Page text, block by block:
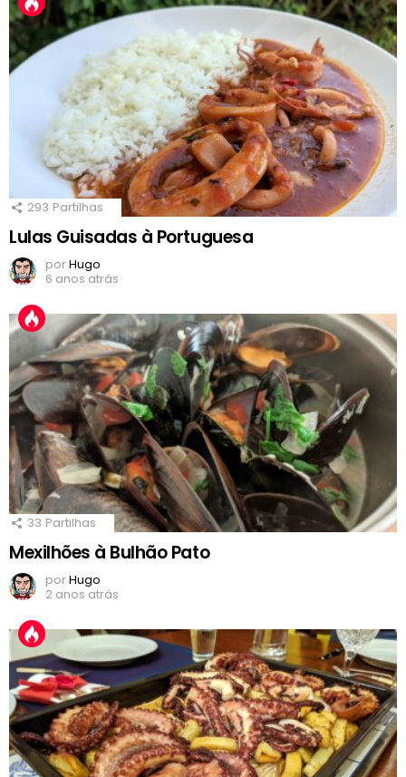
293 Partilhas
Lulas Guisadas à Portuguesa
porHugo
6 anos atrás
33 Partilhas
Mexilhões à Bulhão Pato
porHugo
2 anos atrás